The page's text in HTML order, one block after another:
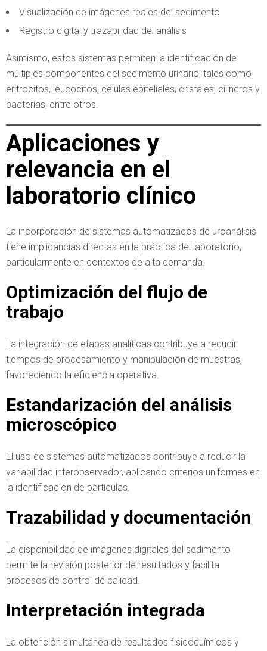
Visualización de imágenes reales del sedimento
Registro digital y trazabilidad del análisis
Asimismo, estos sistemas permiten la identificación de
múltiples componentes del sedimento urinario, tales como
eritrocitos, leucocitos, células epiteliales, cristales, cilindros y
bacterias, entre otros.
Aplicaciones y
relevancia en el
laboratorio clínico
La incorporación de sistemas automatizados de uroanálisis
tiene implicancias directas en la práctica del laboratorio,
particularmente en contextos de alta demanda.
Optimización del flujo de
trabajo
La integración de etapas analíticas contribuye a reducir
tiempos de procesamiento y manipulación de muestras,
favoreciendo la eficiencia operativa.
Estandarización del análisis
microscópico
El uso de sistemas automatizados contribuye a reducir la
variabilidad interobservador, aplicando criterios uniformes en
la identificación de partículas.
Trazabilidad y documentación
La disponibilidad de imágenes digitales del sedimento
permite la revisión posterior de resultados y facilita
procesos de control de calidad.
Interpretación integrada
La obtención simultánea de resultados fisicoquímicos y